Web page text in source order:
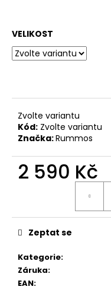
VELIKOST
Zvolte variantu
Kód: Zvolte variantu
Značka:Rummos
2 590 Kč
Kategorie:
Záruka:
EAN:
Zeptat se
o
r
u
j
m
e
DÁMSKÉ
TANEČNÍ
PODPATEK
7CM
290
Kč